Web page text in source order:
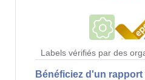
6.70
Labels vérifiés par des
Bénéficiez d'un